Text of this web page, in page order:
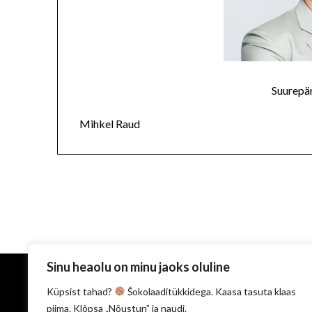
Sinu heaolu on minu jaoks oluline
Küpsist tahad?
Šokolaaditükkidega. Kaasa tasuta klaas
piima. Klõpsa „Nõustun” ja naudi.
Mihkel Raud
Instagram
Facebook
LinkedIn